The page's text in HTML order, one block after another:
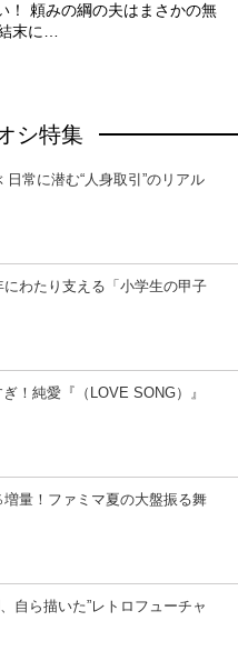
！ 頼みの綱の夫はまさかの無
末に…
シ特集
日常に潜む“人身取引”のリアル
わたり支える「小学生の甲子
！純愛『（LOVE SONG）』
量！ファミマ夏の大盤振る舞
自ら描いた”レトロフューチャ